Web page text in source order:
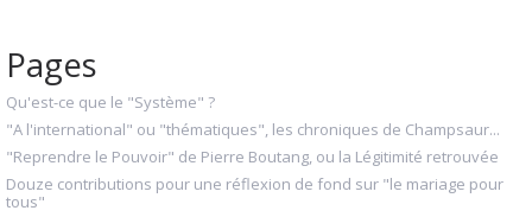
Pages
Qu'est-ce que le "Système" ?
"A l'international" ou "thématiques", les chroniques de Champsaur...
"Reprendre le Pouvoir" de Pierre Boutang, ou la Légitimité retrouvée
Douze contributions pour une réflexion de fond sur "le mariage pour
tous"